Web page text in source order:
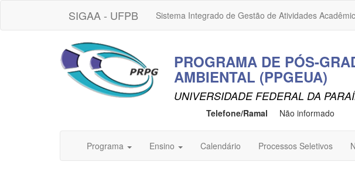
SIGAA - UFPB Sistema Integrado de Gestão de Atividades
PROGRAMA DE PÓS-
AMBIENTAL (PPGEUA)
UNIVERSIDADE FEDERAL DA
Telefone/Ramal Não informado
Programa Ensino Calendário Processos Seletivos